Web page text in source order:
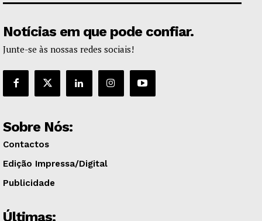
Notícias em que pode confiar.
Junte-se às nossas redes sociais!
Sobre Nós:
Contactos
Edição Impressa/Digital
Publicidade
Últimas: